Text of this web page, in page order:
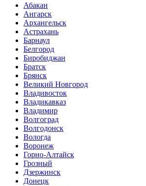
Абакан
Ангарск
Архангельск
Астрахань
Барнаул
Белгород
Биробиджан
Братск
Брянск
Великий Новгород
Владивосток
Владикавказ
Владимир
Волгоград
Волгодонск
Вологда
Воронеж
Горно-Алтайск
Грозный
Дзержинск
Донецк